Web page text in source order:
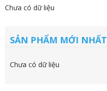
Chưa có dữ liệu
SẢN PHẨM MỚI NHẤT
Chưa có dữ liệu